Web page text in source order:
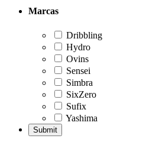
Marcas
Dribbling
Hydro
Ovins
Sensei
Simbra
SixZero
Sufix
Yashima